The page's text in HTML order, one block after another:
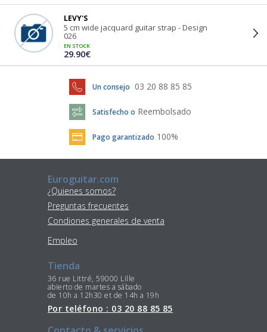
LEVY'S
5 cm wide jacquard guitar strap - Design
026
EN STOCK
29.90€
Un consejo 03 20 88 85 85
Satisfecho o Reembolsado
Pago garantizado 100%
Euroguitar.com
¿Quienes somos?
Preguntas frecuentes
Condiones generales de venta
Empleo
Tienda
36 rue Littré, 59000 Lille
abierto de martes a sábado
de 10h a 12h30 et de 14h a 19h
Por teléfono : 03 20 88 85 85